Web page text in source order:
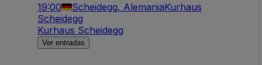
19:00 Scheidegg, AlemaniaKurhaus
Scheidegg
Kurhaus Scheidegg
Ver entradas